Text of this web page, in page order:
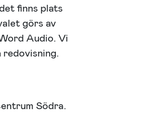
finns plats
görs av
Audio. Vi
Södra.